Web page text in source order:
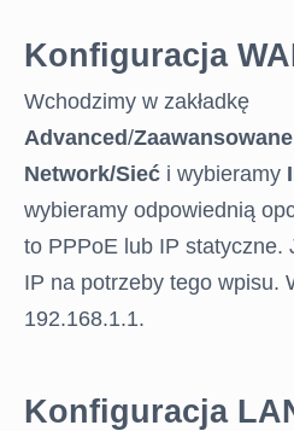
Konfiguracja
Wchodzimy w zakładkę
Advanced/Zaawansowane
Network/Sieć i wybieramy
wybieramy odpowiednią
to PPPoE lub IP statyczne.
IP na potrzeby tego wpisu.
192.168.1.1.
Konfiguracja